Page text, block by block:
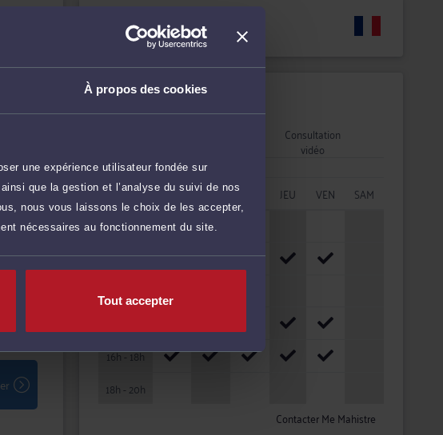
À propos des cookies
une expérience utilisateur fondée sur
que la gestion et l’analyse du suivi de nos
nous vous laissons le choix de les accepter,
nécessaires au fonctionnement du site.
Tout accepter
Langues
Disponibilités
Consultation
vidéo
HORAIRES LUN MAR JEU VEN
SAM
08h - 10h
10h - 12h
16h - 18h
18h - 20h
Contacter Me Mahistre